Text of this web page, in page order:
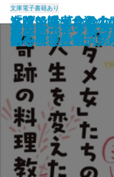
嘘があふれた世界
巡査たちに敬礼を
希望のゆくえ
飛ぶ男
果ての海
土佐くろしお鉄道
出版禁止 ろろる
TIMELESS
雷神
風神の手
文庫電子書籍あり
「ダメ女」たち
跡の料理教室
屍衣にポケット
友喰い―鬼食役人
帖―
もふもふ―犬猫
フランス革命の
代を生きた11人
沈没船博士、海の
追う
オーバーヒート
夢に迷ってタク
アンソーシャル
名前で呼ばれた
ら―奈良少年刑務